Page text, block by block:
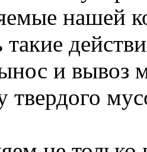
нашей
такие
и вывоз
твердого